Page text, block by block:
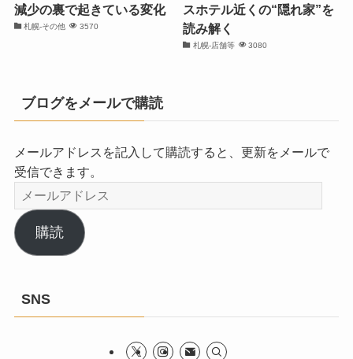
減少の裏で起きている変化
札幌-その他 3570
スホテル近くの“隠れ家”を
読み解く
札幌-店舗等 3080
ブログをメールで購読
メールアドレスを記入して購読すると、更新をメールで
受信できます。
メ
ー
ル
ア
ス
購読
SNS